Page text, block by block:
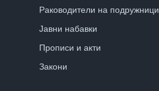
Раководители на подружници
Јавни набавки
Прописи и акти
Закони